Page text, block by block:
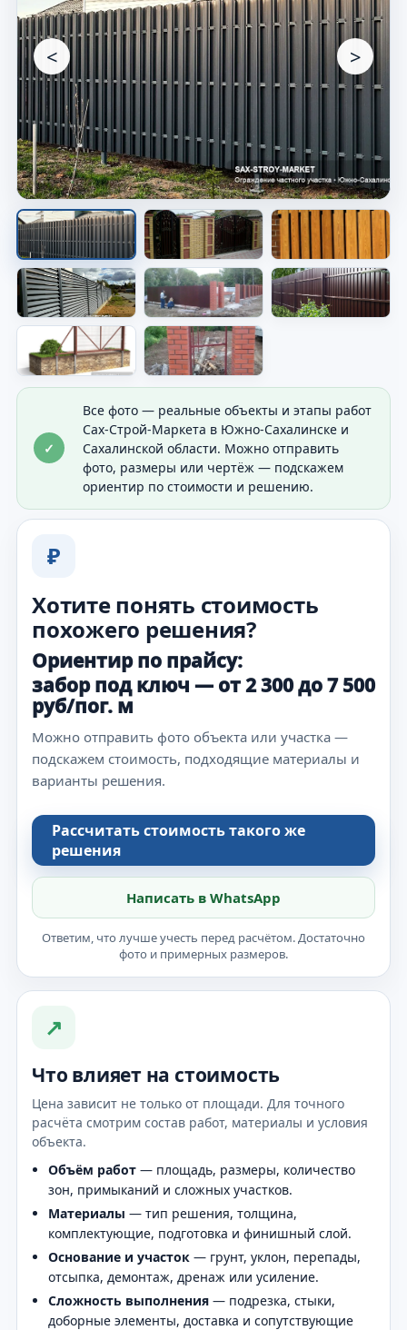
<
Забор вдоль участка
Видно готовое решение по периметру
участка.
>
✓
Все фото — реальные объекты и этапы работ
Сах-Строй-Маркета в Южно-Сахалинске и
Сахалинской области. Можно отправить
фото, размеры или чертёж — подскажем
ориентир по стоимости и решению.
₽
Хотите понять стоимость
похожего решения?
Ориентир по прайсу:
забор под ключ — от 2 300 до 7 500
руб/пог. м
Можно отправить фото объекта или участка —
подскажем стоимость, подходящие материалы и
варианты решения.
Рассчитать стоимость такого же
решения
Написать в WhatsApp
Ответим, что лучше учесть перед расчётом. Достаточно
фото и примерных размеров.
↗
Что влияет на стоимость
Цена зависит не только от площади. Для точного
расчёта смотрим состав работ, материалы и условия
объекта.
Объём работ — площадь, размеры, количество
зон, примыканий и сложных участков.
Материалы — тип решения, толщина,
комплектующие, подготовка и финишный слой.
Основание и участок — грунт, уклон, перепады,
отсыпка, демонтаж, дренаж или усиление.
Сложность выполнения — подрезка, стыки,
доборные элементы, доставка и сопутствующие